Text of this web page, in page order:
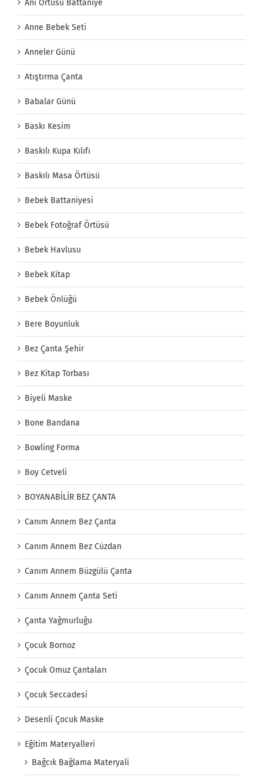
Anı Örtüsü Battaniye
Anne Bebek Seti
Anneler Günü
Atıştırma Çanta
Babalar Günü
Baskı Kesim
Baskılı Kupa Kılıfı
Baskılı Masa Örtüsü
Bebek Battaniyesi
Bebek Fotoğraf Örtüsü
Bebek Havlusu
Bebek Kitap
Bebek Önlüğü
Bere Boyunluk
Bez Çanta Şehir
Bez Kitap Torbası
Biyeli Maske
Bone Bandana
Bowling Forma
Boy Cetveli
BOYANABİLİR BEZ ÇANTA
Canım Annem Bez Çanta
Canım Annem Bez Cüzdan
Canım Annem Büzgülü Çanta
Canım Annem Çanta Seti
Çanta Yağmurluğu
Çocuk Bornoz
Çocuk Omuz Çantaları
Çocuk Seccadesi
Desenli Çocuk Maske
Eğitim Materyalleri
Bağcık Bağlama Materyali